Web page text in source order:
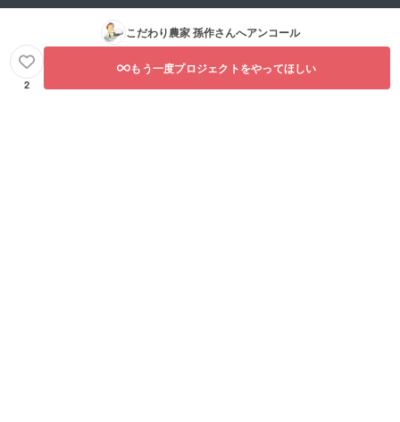
こだわり農家 孫作さんへアンコール
2
もう一度プロジェクトをやってほしい